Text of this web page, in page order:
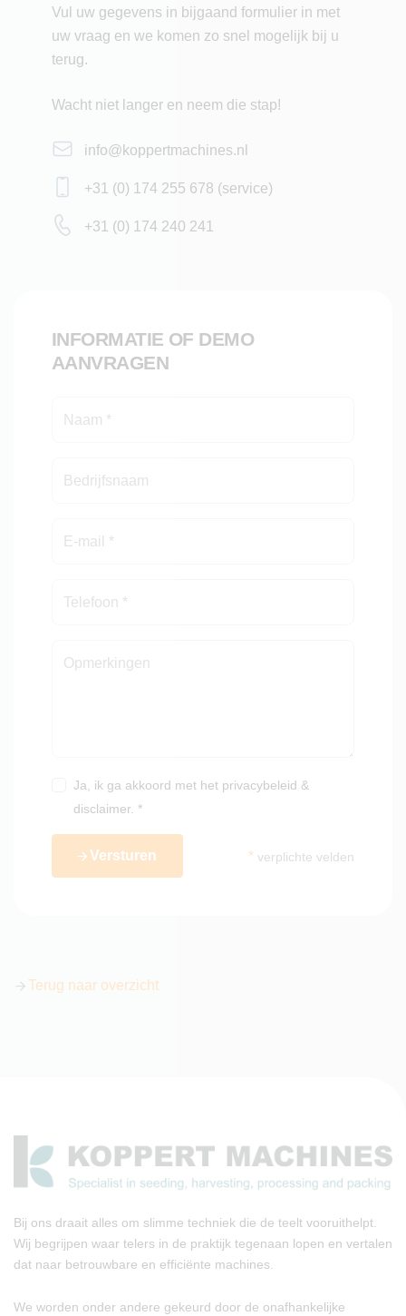
Geschikt voor: buitenteelt radijs.
Vul uw gegevens in bijgaand formulier in met
uw vraag en we komen zo snel mogelijk bij u
terug.
Wacht niet langer en neem die stap!
info@koppertmachines.nl
+31 (0) 174 255 678 (service)
+31 (0) 174 240 241
INFORMATIE OF DEMO
AANVRAGEN
Ja, ik ga akkoord met het privacybeleid &
disclaimer. *
Versturen * verplichte velden
Terug naar overzicht
Bij ons draait alles om slimme techniek die de teelt vooruithelpt.
Wij begrijpen waar telers in de praktijk tegenaan lopen en vertalen
dat naar betrouwbare en efficiënte machines.
We worden onder andere gekeurd door de onafhankelijke